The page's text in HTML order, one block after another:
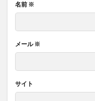
名前 ※
メール※
サイト